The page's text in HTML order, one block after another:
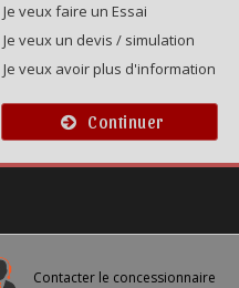
Je veux faire un Essai
Je veux un devis / simulation
Je veux avoir plus d'information
Continuer
Contacter le concessionnaire